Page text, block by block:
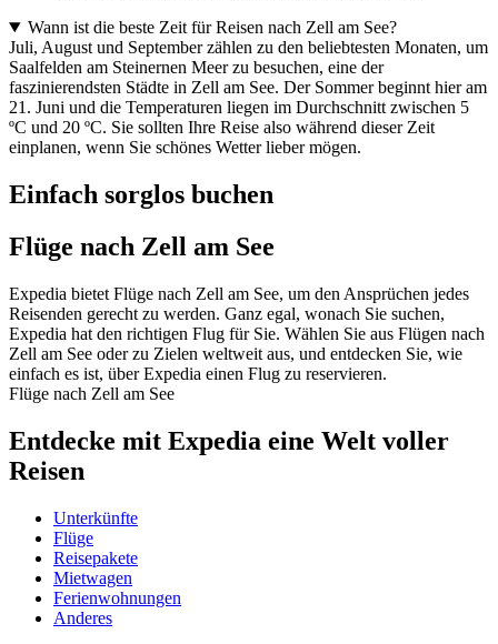
Wann ist die beste Zeit für Reisen nach Zell am See?
Juli, August und September zählen zu den beliebtesten Monaten, um
Saalfelden am Steinernen Meer zu besuchen, eine der
faszinierendsten Städte in Zell am See. Der Sommer beginnt hier am
21. Juni und die Temperaturen liegen im Durchschnitt zwischen 5
ºC und 20 ºC. Sie sollten Ihre Reise also während dieser Zeit
einplanen, wenn Sie schönes Wetter lieber mögen.
Einfach sorglos buchen
Flüge nach Zell am See
Expedia bietet Flüge nach Zell am See, um den Ansprüchen jedes
Reisenden gerecht zu werden. Ganz egal, wonach Sie suchen,
Expedia hat den richtigen Flug für Sie. Wählen Sie aus Flügen nach
Zell am See oder zu Zielen weltweit aus, und entdecken Sie, wie
einfach es ist, über Expedia einen Flug zu reservieren.
Flüge nach Zell am See
Entdecke mit Expedia eine Welt voller
Reisen
Unterkünfte
Flüge
Reisepakete
Mietwagen
Ferienwohnungen
Anderes